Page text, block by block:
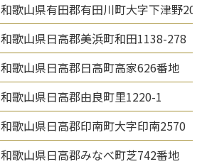
和歌山県有田郡有田川町大字下津野
和歌山県日高郡美浜町和田1138-278
和歌山県日高郡日高町高家626番地
和歌山県日高郡由良町里1220-1
和歌山県日高郡印南町大字印南2570
和歌山県日高郡みなべ町芝742番地